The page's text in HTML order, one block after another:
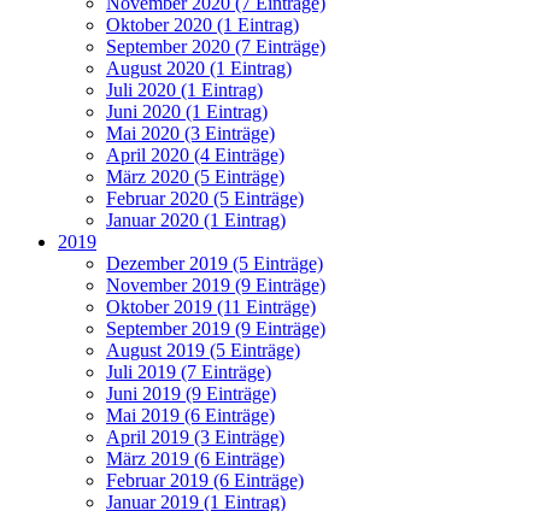
Oktober 2020 (1 Eintrag)
September 2020 (7 Einträge)
August 2020 (1 Eintrag)
Juli 2020 (1 Eintrag)
Juni 2020 (1 Eintrag)
Mai 2020 (3 Einträge)
April 2020 (4 Einträge)
März 2020 (5 Einträge)
Februar 2020 (5 Einträge)
Januar 2020 (1 Eintrag)
2019
Dezember 2019 (5 Einträge)
November 2019 (9 Einträge)
Oktober 2019 (11 Einträge)
September 2019 (9 Einträge)
August 2019 (5 Einträge)
Juli 2019 (7 Einträge)
Juni 2019 (9 Einträge)
Mai 2019 (6 Einträge)
April 2019 (3 Einträge)
März 2019 (6 Einträge)
Februar 2019 (6 Einträge)
Januar 2019 (1 Eintrag)